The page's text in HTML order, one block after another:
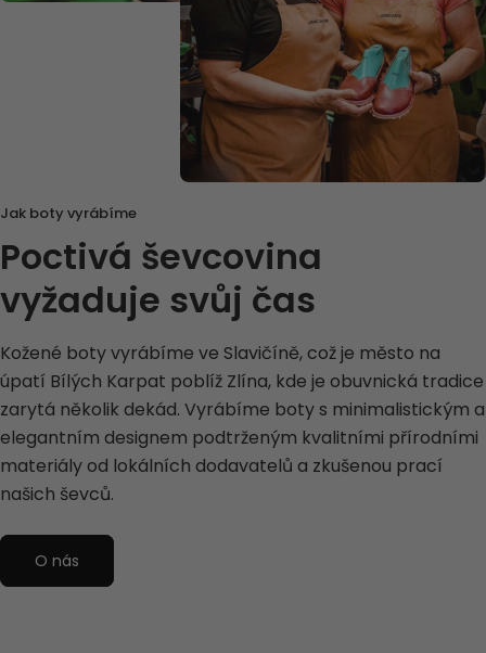
Jak boty vyrábíme
Poctivá ševcovina
vyžaduje svůj čas
Kožené boty vyrábíme ve Slavičíně, což je město na
úpatí Bílých Karpat poblíž Zlína, kde je obuvnická tradice
zarytá několik dekád. Vyrábíme boty s minimalistickým a
elegantním designem podtrženým kvalitními přírodními
materiály od lokálních dodavatelů a zkušenou prací
našich ševců.
O nás